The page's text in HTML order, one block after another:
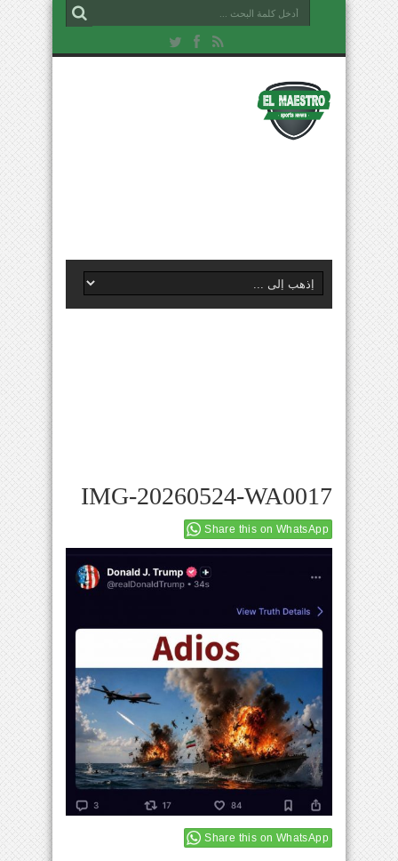
IMG-20260524-WA0017
Share this on WhatsApp
Share this on WhatsApp